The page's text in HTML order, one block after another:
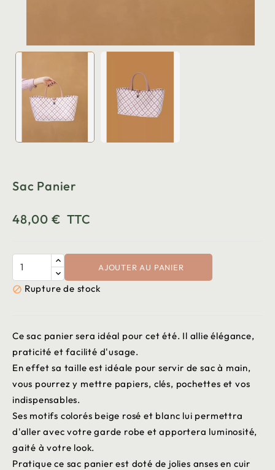
Sac Panier
48,00 € TTC
AJOUTER AU PANIER
 Rupture de stock
Ce sac panier sera idéal pour cet été. Il allie élégance,
praticité et facilité d'usage.
En effet sa taille est idéale pour servir de sac à main,
vous pourrez y mettre papiers, clés, pochettes et vos
indispensables.
Ses motifs colorés beige rosé et blanc lui permettra
d'aller avec votre garde robe et apportera luminosité,
gaité à votre look.
Pratique ce sac panier est doté de jolies anses en cuir